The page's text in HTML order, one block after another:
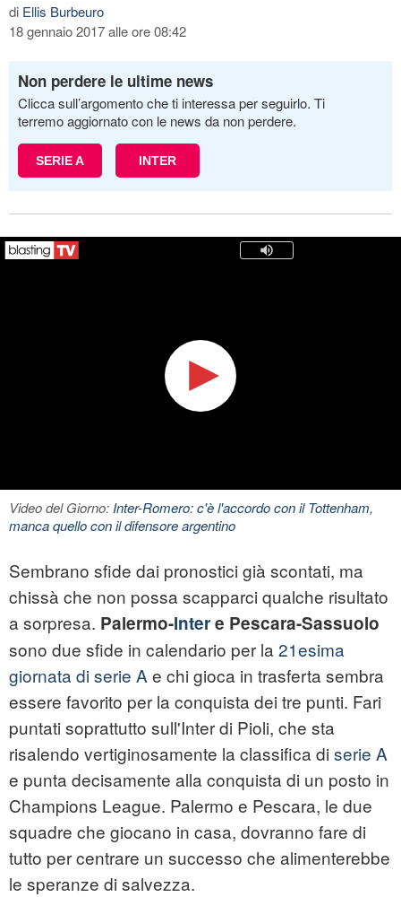
di Ellis Burbeuro
18 gennaio 2017 alle ore 08:42
Non perdere le ultime news
Clicca sull’argomento che ti interessa per seguirlo. Ti
terremo aggiornato con le news da non perdere.
SERIE A INTER
Video del Giorno:Inter-Romero: c'è l'accordo con il Tottenham,
manca quello con il difensore argentino
Sembrano sfide dai pronostici già scontati, ma
chissà che non possa scapparci qualche risultato
a sorpresa. Palermo-Intere Pescara-Sassuolo
sono due sfide in calendario per la 21esima
giornata di serie A e chi gioca in trasferta sembra
essere favorito per la conquista dei tre punti. Fari
puntati soprattutto sull'Inter di Pioli, che sta
risalendo vertiginosamente la classifica di serie A
e punta decisamente alla conquista di un posto in
Champions League. Palermo e Pescara, le due
squadre che giocano in casa, dovranno fare di
tutto per centrare un successo che alimenterebbe
le speranze di salvezza.